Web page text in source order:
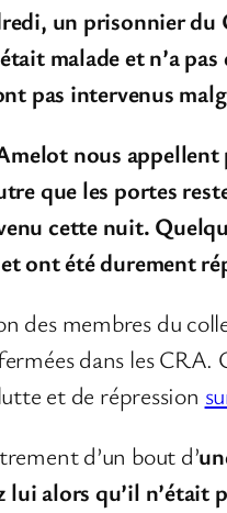
un prisonnier
malade et n’a
pas intervenus
nous
que les portes
cette nuit.
ont été durement
des membres du
dans les
et de répression
d’un bout d’
alors qu’il n’était